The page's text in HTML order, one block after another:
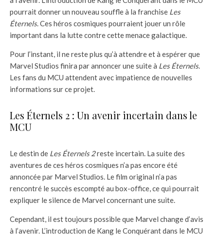
pourrait donner un nouveau souffle à la franchise Les
Éternels. Ces héros cosmiques pourraient jouer un rôle
important dans la lutte contre cette menace galactique.
Pour l’instant, il ne reste plus qu’à attendre et à espérer que
Marvel Studios finira par annoncer une suite à Les Éternels.
Les fans du MCU attendent avec impatience de nouvelles
informations sur ce projet.
Les Éternels 2 : Un avenir incertain dans le
MCU
Le destin de Les Éternels 2reste incertain. La suite des
aventures de ces héros cosmiques n’a pas encore été
annoncée par Marvel Studios. Le film original n’a pas
rencontré le succès escompté au box-office, ce qui pourrait
expliquer le silence de Marvel concernant une suite.
Cependant, il est toujours possible que Marvel change d’avis
à l’avenir. L’introduction de Kang le Conquérant dans le MCU